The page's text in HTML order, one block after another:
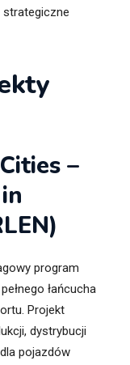
strategiczne
–
program
łańcucha
Projekt
dystrybucji
pojazdów